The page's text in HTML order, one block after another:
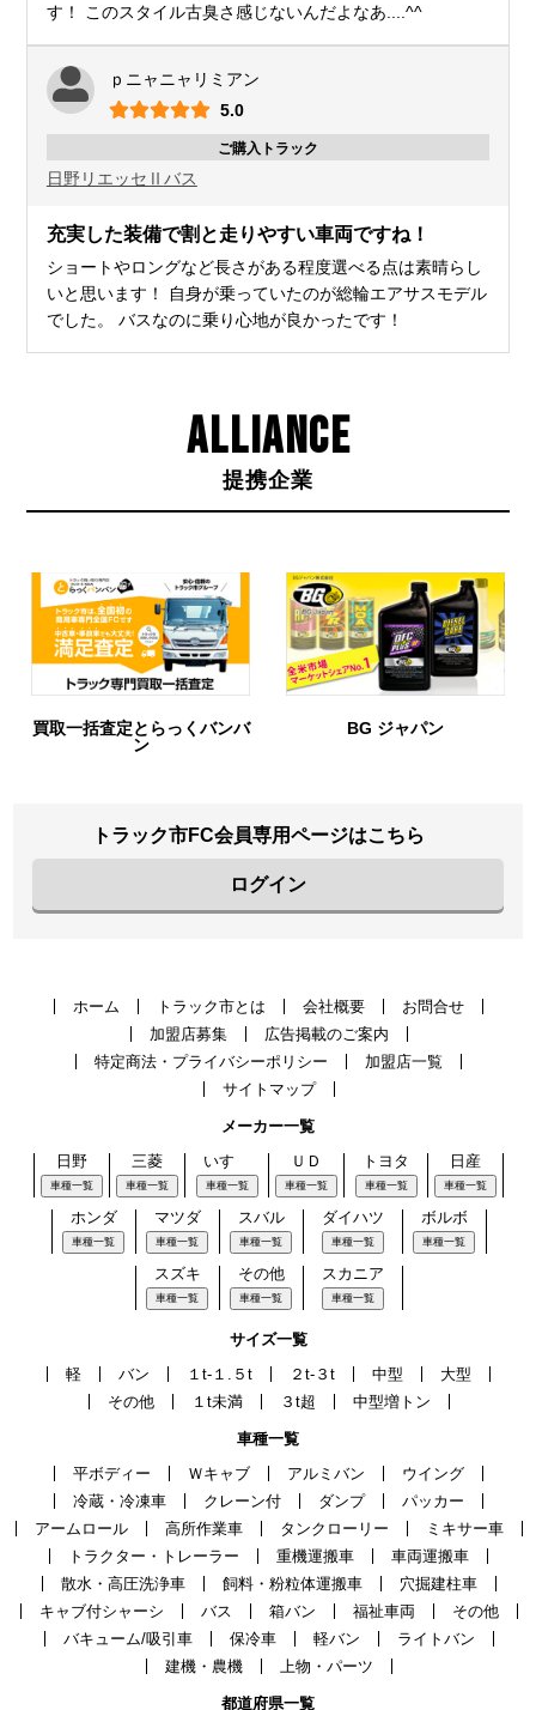
す！ このスタイル古臭さ感じないんだよなあ....^^
ｐニャニャリミアン
5.0
ご購入トラック
日野 リエッセⅡ バス
充実した装備で割と走りやすい車両ですね！
ショートやロングなど長さがある程度選べる点は素晴らし
いと思います！ 自身が乗っていたのが総輪エアサスモデル
でした。 バスなのに乗り心地が良かったです！
ALLIANCE
提携企業
BG ジャパン URIHO
トラック市FC会員専用ページはこちら
ログイン
ホーム トラック市とは 会社概要
お問合せ
加盟店募集
広告掲載のご案内
特定商法・プライバシーポリシー
加盟店一覧
サイトマップ
メーカー一覧
日野
車種一覧
三菱
車種一覧
いすゞ
車種一覧
ＵＤ
車種一覧
トヨタ
車種一覧
日産
車種一覧
ホンダ
車種一覧
マツダ
車種一覧
スバル
車種一覧
ダイハツ
車種一覧
ボルボ
車種一覧
スズキ
車種一覧
その他
車種一覧
スカニア
車種一覧
サイズ一覧
軽
バン １t-１.５t ２t-３t 中型
大型
その他
１t未満 ３t超 中型増トン
車種一覧
平ボディー
Ｗキャブ アルミバン
ウイング
冷蔵・冷凍車
クレーン付 ダンプ
パッカー
アームロール
高所作業車 タンクローリー
ミキサー車
トラクター・トレーラー
重機運搬車
車両運搬車
散水・高圧洗浄車
飼料・粉粒体運搬車
穴掘建柱車
キャブ付シャーシ
バス 箱バン 福祉車両
その他
バキューム/吸引車
保冷車 軽バン
ライトバン
建機・農機
上物・パーツ
都道府県一覧